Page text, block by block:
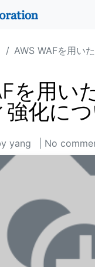
AWS WAFを用いたセキュ
を用い
強化に
yang | No